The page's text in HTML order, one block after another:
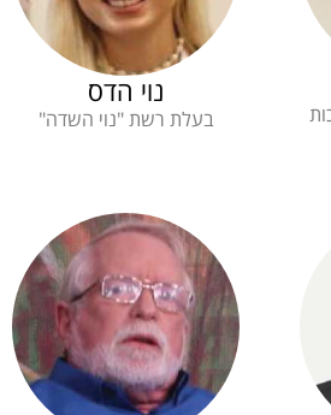
נוי הדס
בעלת רשת "נוי השדה"